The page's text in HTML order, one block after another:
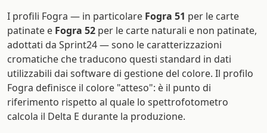
I profili Fogra — in particolare Fogra 51 per le carte
patinate e Fogra 52 per le carte naturali e non patinate,
adottati da Sprint24 — sono le caratterizzazioni
cromatiche che traducono questi standard in dati
utilizzabili dai software di gestione del colore. Il profilo
Fogra definisce il colore "atteso": è il punto di
riferimento rispetto al quale lo spettrofotometro
calcola il Delta E durante la produzione.